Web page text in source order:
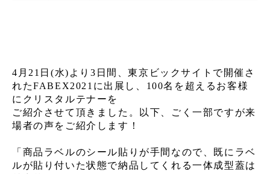
4月21日(水)より3日間、東京ビックサイトで開催さ
れたFABEX2021に出展し、100名を超えるお客様
にクリスタルテナーを
ご紹介させて頂きました。以下、ごく一部ですが来
場者の声をご紹介します！
「商品ラベルのシール貼りが手間なので、既にラベ
ルが貼り付いた状態で納品してくれる一体成型蓋は